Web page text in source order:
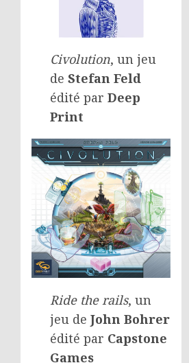
Civolution, un jeu
de Stefan Feld
édité par Deep
Print
Ride the rails, un
jeu de John Bohrer
édité par Capstone
Games